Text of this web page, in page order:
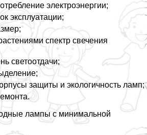
электроэнергии;
эксплуатации;
спектр свечения
светоотдачи;
защиты и экологичность ламп;
лампы с минимальной